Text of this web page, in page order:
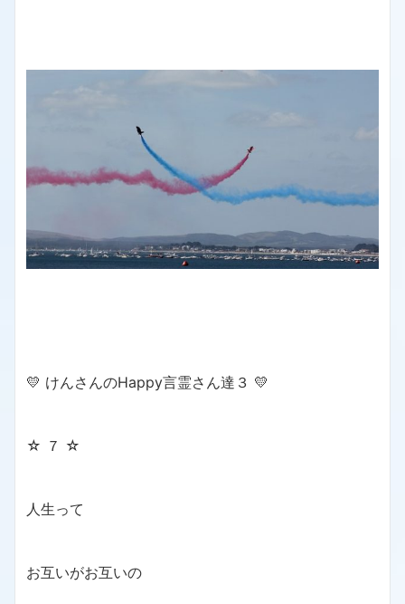
💛 けんさんのHappy言霊さん達３ 💛
☆ ７ ☆
人生って
お互いがお互いの